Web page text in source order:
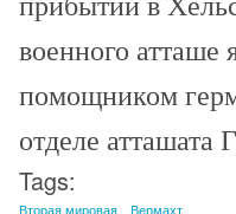
военного
помощником
отделе атташата
Tags:
Вторая мировая Вермахт